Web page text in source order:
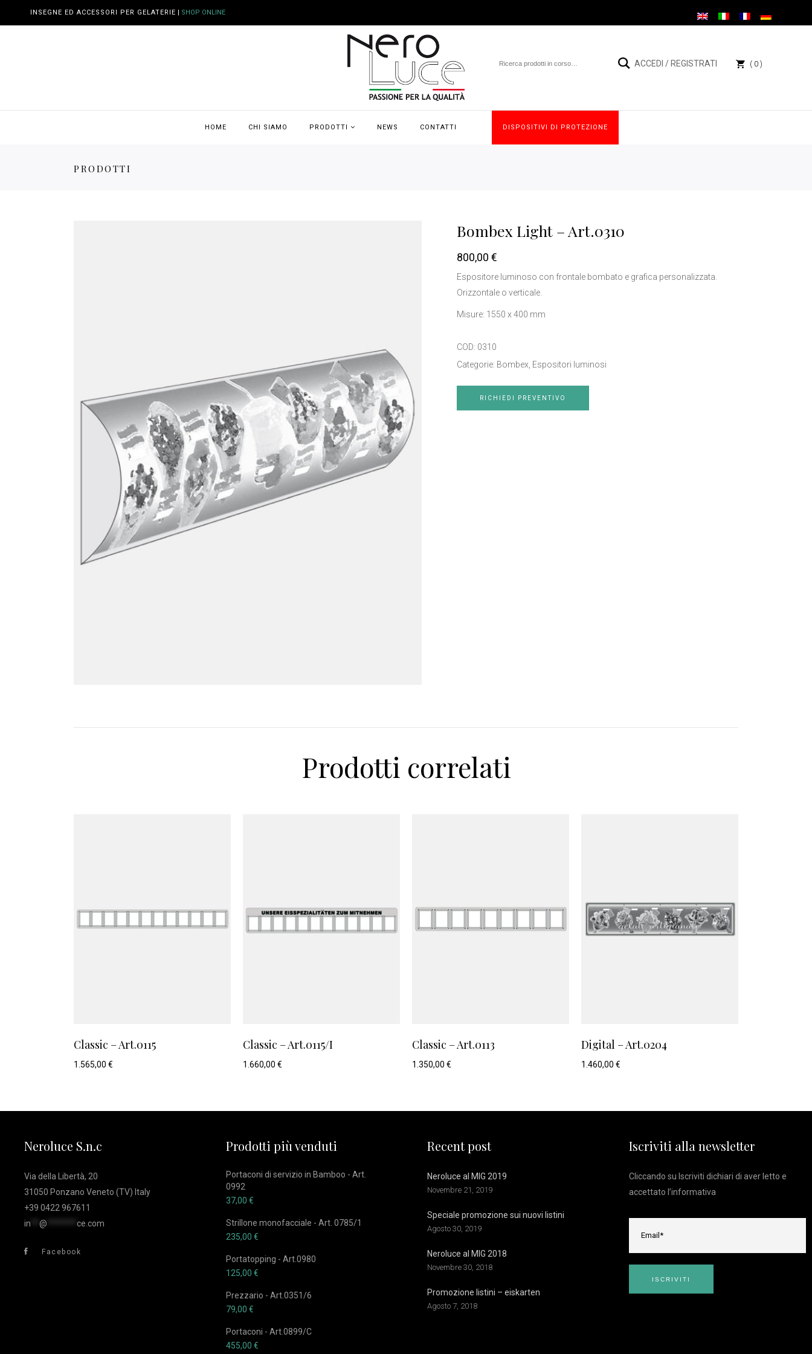
INSEGNE ED ACCESSORI PER GELATERIE | SHOP ONLINE
ACCEDI /REGISTRATI 0
HOME CHI SIAMO PRODOTTI NEWS CONTATTI DISPOSITIVI DI PROTEZIONE
PRODOTTI
Bombex Light – Art.0310
800,00 €
Espositore luminoso con frontale bombato e grafica personalizzata.
Orizzontale o verticale.
Misure: 1550 x 400 mm
COD: 0310
Categorie: Bombex Espositori luminosi
RICHIEDI PREVENTIVO
Prodotti correlati
Classic – Art.0115
1.565,00 €
Classic – Art.0115/I
1.660,00 €
Classic – Art.0113
1.350,00 €
Digital – Art.0204
1.460,00 €
Neroluce S.n.c
Via della Libertà, 20
31050 Ponzano Veneto (TV) Italy
+39 0422 967611
in
@ ce.com
Facebook
Prodotti più venduti
Portaconi di servizio in Bamboo - Art.
0992
37,00 €
Strillone monofacciale - Art. 0785/1
235,00 €
Portatopping - Art.0980
125,00 €
Prezzario - Art.0351/6
79,00 €
Portaconi - Art.0899/C
455,00 €
Recent post
Neroluce al MIG 2019
Novembre 21, 2019
Speciale promozione sui nuovi listini
Agosto 30, 2019
Neroluce al MIG 2018
Novembre 30, 2018
Promozione listini – eiskarten
Agosto 7, 2018
Iscriviti alla newsletter
Cliccando su Iscriviti dichiari di aver letto e
accettato l’informativa